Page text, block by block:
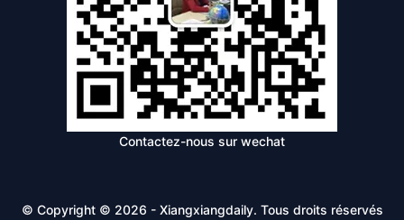
Contactez-nous sur wechat
© Copyright © 2026 - Xiangxiangdaily. Tous droits réservés